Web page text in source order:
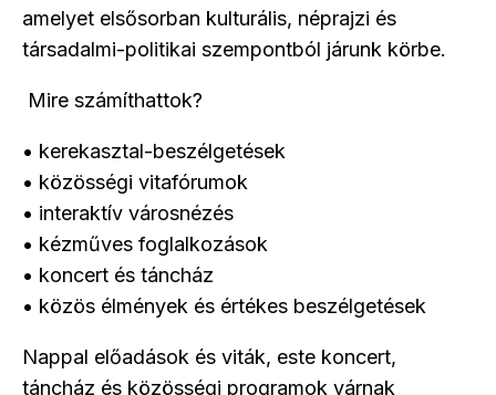
amelyet elsősorban kulturális, néprajzi és
társadalmi-politikai szempontból járunk körbe.
Mire számíthattok?
• kerekasztal-beszélgetések
• közösségi vitafórumok
• interaktív városnézés
• kézműves foglalkozások
• koncert és táncház
• közös élmények és értékes beszélgetések
Nappal előadások és viták, este koncert,
táncház és közösségi programok várnak